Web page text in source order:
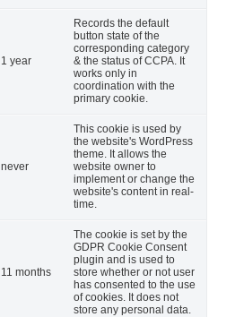
1 year
Records the default
button state of the
corresponding category
& the status of CCPA. It
works only in
coordination with the
primary cookie.
never
This cookie is used by
the website's WordPress
theme. It allows the
website owner to
implement or change the
website's content in real-
time.
11 months
The cookie is set by the
GDPR Cookie Consent
plugin and is used to
store whether or not user
has consented to the use
of cookies. It does not
store any personal data.